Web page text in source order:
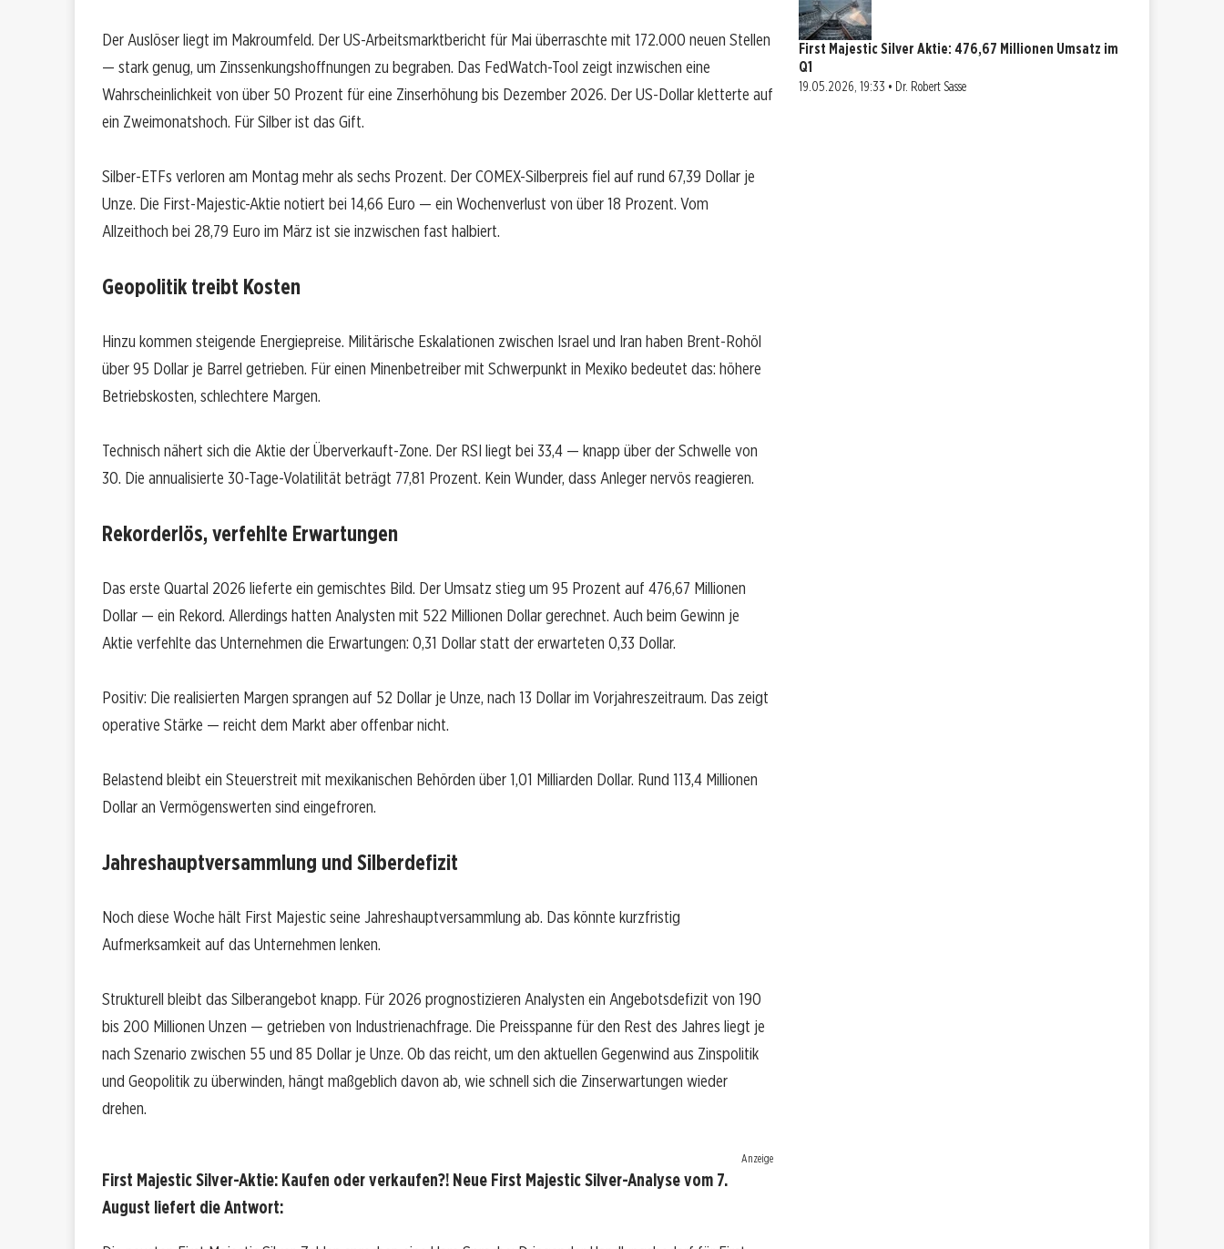
Der Auslöser liegt im Makroumfeld. Der US-Arbeitsmarktbericht für Mai überraschte mit 172.000 neuen Stellen
— stark genug, um Zinssenkungshoffnungen zu begraben. Das FedWatch-Tool zeigt inzwischen eine
Wahrscheinlichkeit von über 50 Prozent für eine Zinserhöhung bis Dezember 2026. Der US-Dollar kletterte auf
ein Zweimonatshoch. Für Silber ist das Gift.
Silber-ETFs verloren am Montag mehr als sechs Prozent. Der COMEX-Silberpreis fiel auf rund 67,39 Dollar je
Unze. Die First-Majestic-Aktie notiert bei 14,66 Euro — ein Wochenverlust von über 18 Prozent. Vom
Allzeithoch bei 28,79 Euro im März ist sie inzwischen fast halbiert.
Geopolitik treibt Kosten
Hinzu kommen steigende Energiepreise. Militärische Eskalationen zwischen Israel und Iran haben Brent-Rohöl
über 95 Dollar je Barrel getrieben. Für einen Minenbetreiber mit Schwerpunkt in Mexiko bedeutet das: höhere
Betriebskosten, schlechtere Margen.
Technisch nähert sich die Aktie der Überverkauft-Zone. Der RSI liegt bei 33,4 — knapp über der Schwelle von
30. Die annualisierte 30-Tage-Volatilität beträgt 77,81 Prozent. Kein Wunder, dass Anleger nervös reagieren.
Rekorderlös, verfehlte Erwartungen
Das erste Quartal 2026 lieferte ein gemischtes Bild. Der Umsatz stieg um 95 Prozent auf 476,67 Millionen
Dollar — ein Rekord. Allerdings hatten Analysten mit 522 Millionen Dollar gerechnet. Auch beim Gewinn je
Aktie verfehlte das Unternehmen die Erwartungen: 0,31 Dollar statt der erwarteten 0,33 Dollar.
Positiv: Die realisierten Margen sprangen auf 52 Dollar je Unze, nach 13 Dollar im Vorjahreszeitraum. Das zeigt
operative Stärke — reicht dem Markt aber offenbar nicht.
Belastend bleibt ein Steuerstreit mit mexikanischen Behörden über 1,01 Milliarden Dollar. Rund 113,4 Millionen
Dollar an Vermögenswerten sind eingefroren.
Jahreshauptversammlung und Silberdefizit
Noch diese Woche hält First Majestic seine Jahreshauptversammlung ab. Das könnte kurzfristig
Aufmerksamkeit auf das Unternehmen lenken.
Strukturell bleibt das Silberangebot knapp. Für 2026 prognostizieren Analysten ein Angebotsdefizit von 190
bis 200 Millionen Unzen — getrieben von Industrienachfrage. Die Preisspanne für den Rest des Jahres liegt je
nach Szenario zwischen 55 und 85 Dollar je Unze. Ob das reicht, um den aktuellen Gegenwind aus Zinspolitik
und Geopolitik zu überwinden, hängt maßgeblich davon ab, wie schnell sich die Zinserwartungen wieder
drehen.
Anzeige
First Majestic Silver-Aktie: Kaufen oder verkaufen?! Neue First Majestic Silver-Analyse vom 7.
August liefert die Antwort:
First Majestic Silver Aktie: 476,67 Millionen Umsatz im
Q1
19.05.2026, 19:33 • Dr. Robert Sasse